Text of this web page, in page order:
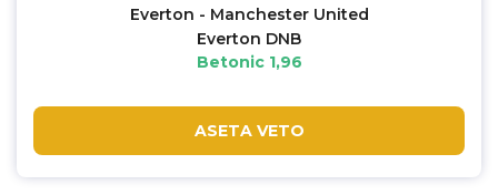
Everton - Manchester United
Everton DNB
Betonic 1,96
ASETA VETO